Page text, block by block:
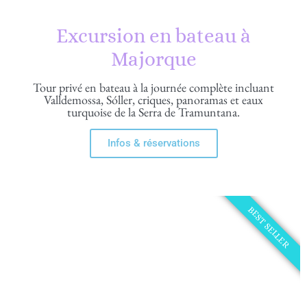
Excursion en bateau à
Majorque
Tour privé en bateau à la journée complète incluant
Valldemossa, Sóller, criques, panoramas et eaux
turquoise de la Serra de Tramuntana.
Infos & réservations
BEST SELLER